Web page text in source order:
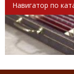
Навигатор по